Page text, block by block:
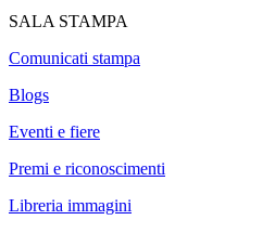
SALA STAMPA
Comunicati stampa
Blogs
Eventi e fiere
Premi e riconoscimenti
Libreria immagini